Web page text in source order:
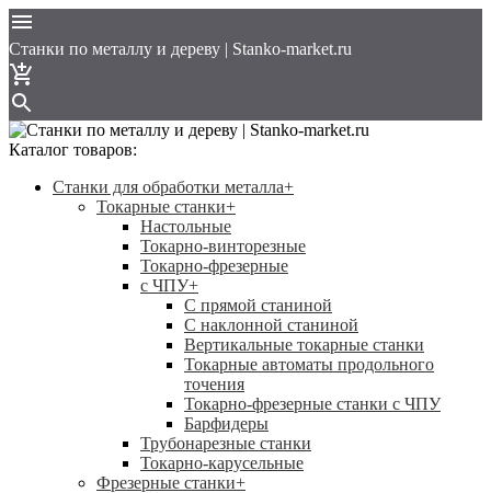
Cтанки по металлу и дереву | Stanko-market.ru
Каталог товаров:
Станки для обработки металла+
Токарные станки+
Настольные
Токарно-винторезные
Токарно-фрезерные
с ЧПУ+
С прямой станиной
C наклонной станиной
Вертикальные токарные станки
Токарные автоматы продольного
точения
Токарно-фрезерные станки с ЧПУ
Барфидеры
Трубонарезные станки
Токарно-карусельные
Фрезерные станки+